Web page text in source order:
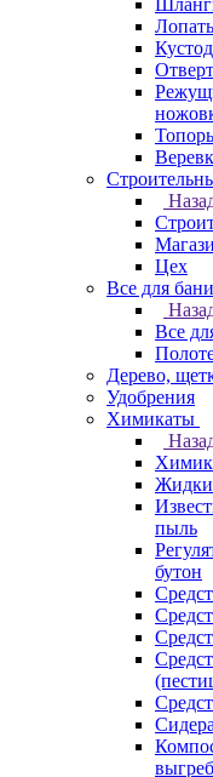
Цех
Все для бани
Все
Дерево,
Удобрения
Химикаты
пыль
бутон